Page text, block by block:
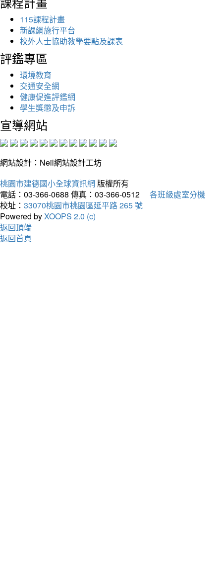
115課程計畫
新課綱施行平台
校外人士協助教學要點及課表
評鑑專區
環境教育
交通安全網
健康促進評鑑網
學生獎懲及申訴
宣導網站
網站設計：Neil網站設計工坊
桃園市建德國小全球資訊網 版權所有
電話：03-366-0688 傳真：03-366-0512
各班級處室分機
校址： 33070桃園市桃園區延平路 265 號
Powered byXOOPS 2.0 (c)
返回頂端
返回首頁